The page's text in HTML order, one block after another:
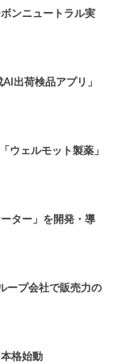
ンニュートラル実
出荷検品アプリ」
ウェルモット製薬」
ター」を開発・導
ープ会社で販売力の
格始動